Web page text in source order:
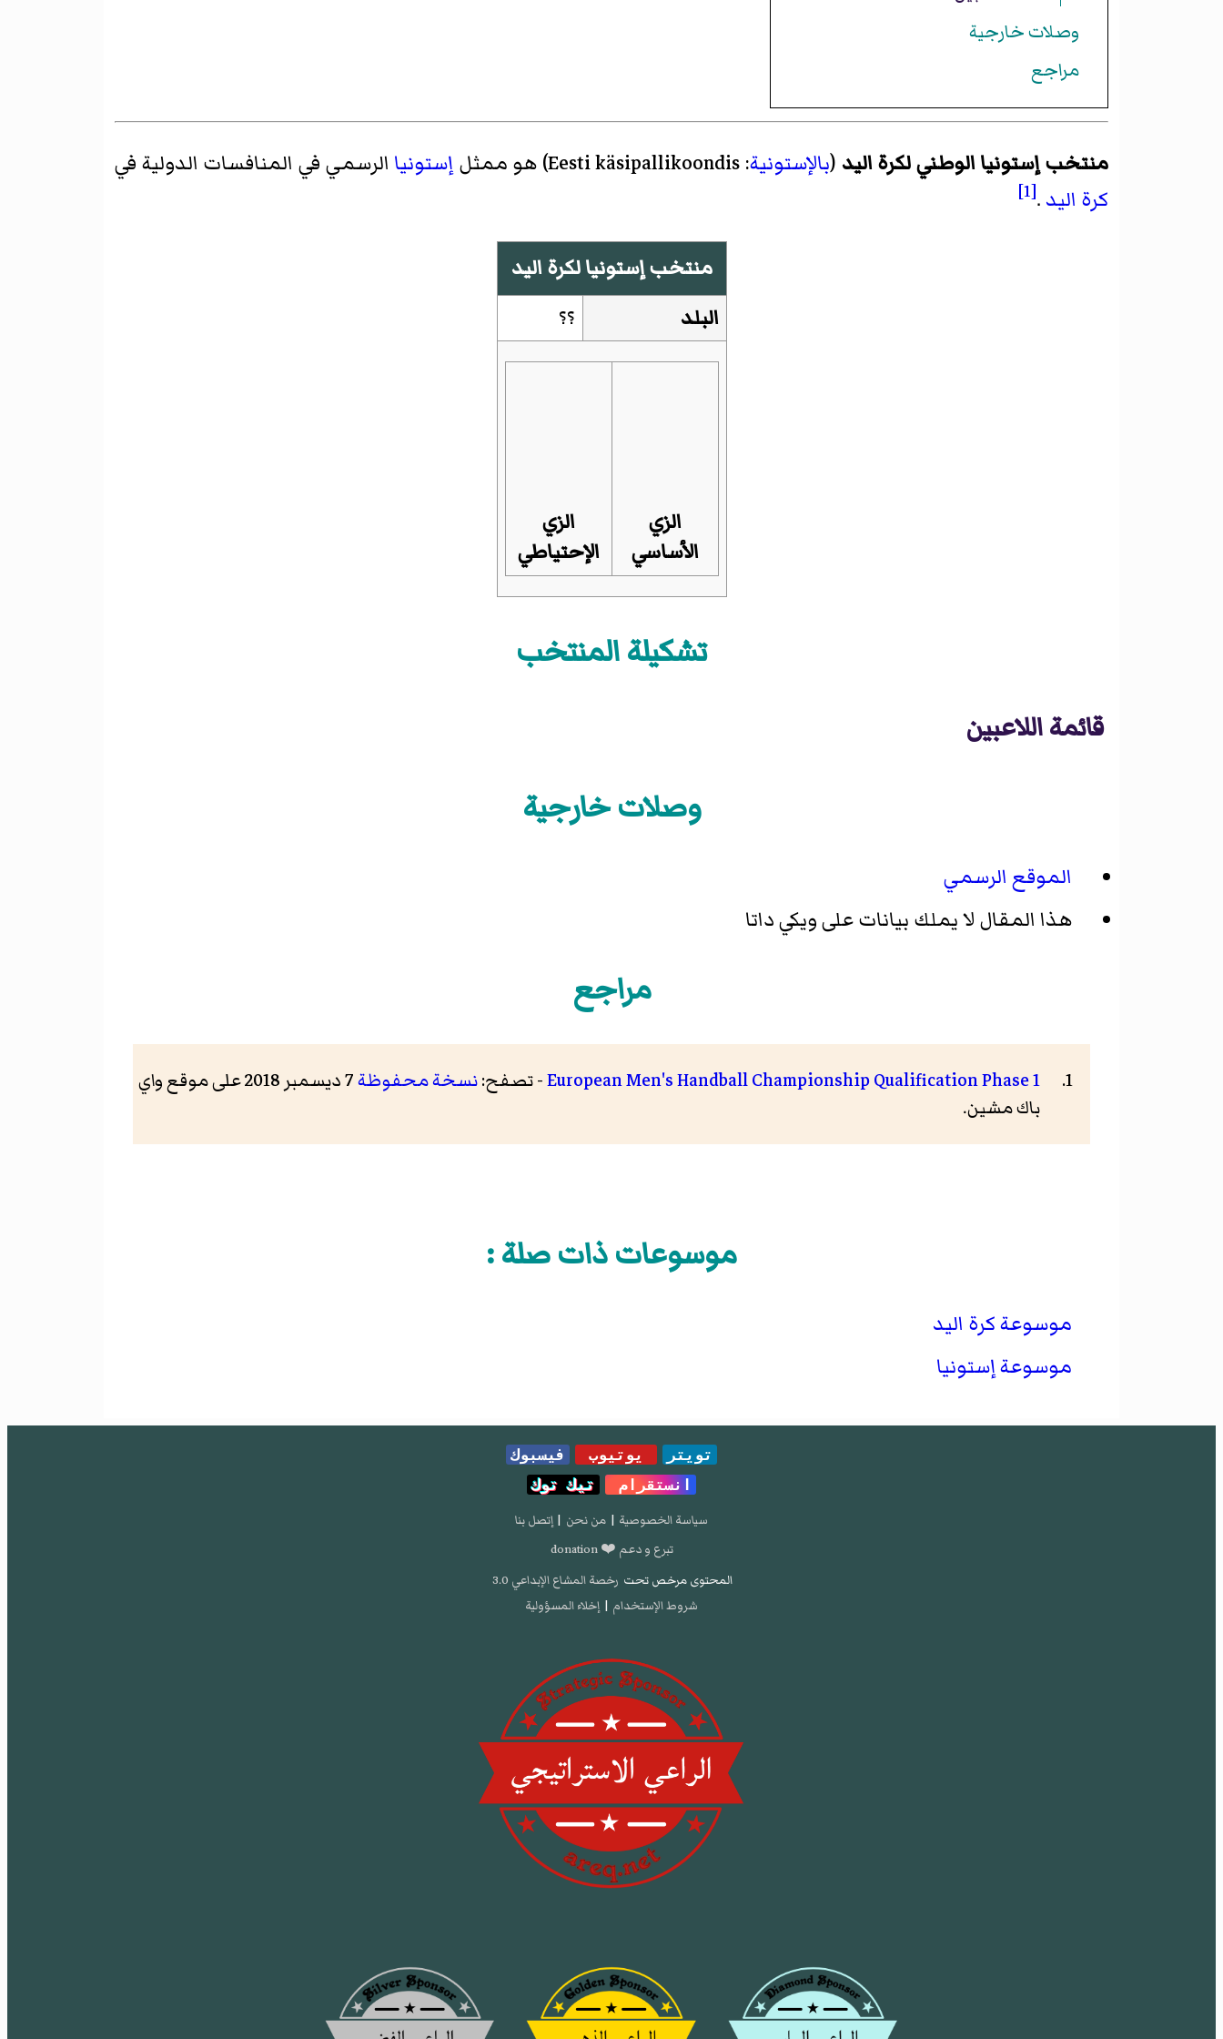
وصلات خارجية
مراجع
منتخب إستونيا الوطني لكرة اليد (بالإستونية:
Eesti käsipallikoondis)‏ هو ممثل إستونيا الرسمي في المنافسات الدولية في
كرة اليد .
[1]
منتخب إستونيا لكرة اليد
البلد
؟؟
الزي
الأساسي
الزي
الإحتياطي
تشكيلة المنتخب
قائمة اللاعبين
وصلات خارجية
الموقع الرسمي
هذا المقال لا يملك بيانات على ويكي داتا
مراجع
European Men's Handball Championship Qualification Phase 1- تصفح:نسخة محفوظة
7 ديسمبر 2018 على موقع واي
باك مشين.
موسوعات ذات صلة :
موسوعة كرة اليد
موسوعة إستونيا
تويتر يوتيوب
فيسبوك
انستقرام
تيك توك
سياسة الخصوصية | من نحن | إتصل بنا
تبرع و دعم ❤️ donation
المحتوى مرخص تحت رخصة المشاع الإبداعي 3.0
شروط الإستخدام | إخلاء المسؤولية